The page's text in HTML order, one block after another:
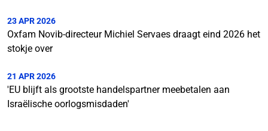
23 APR 2026
Oxfam Novib-directeur Michiel Servaes draagt eind 2026 het
stokje over
21 APR 2026
'EU blijft als grootste handelspartner meebetalen aan
Israëlische oorlogsmisdaden'